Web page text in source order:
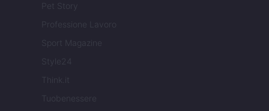
Pet Story
Professione Lavoro
Sport Magazine
Style24
Think.it
Tuobenessere